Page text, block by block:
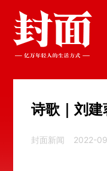
诗歌｜刘建
封面新闻 2022-